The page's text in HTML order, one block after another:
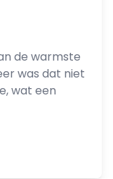
de warmste
was dat niet
wat een